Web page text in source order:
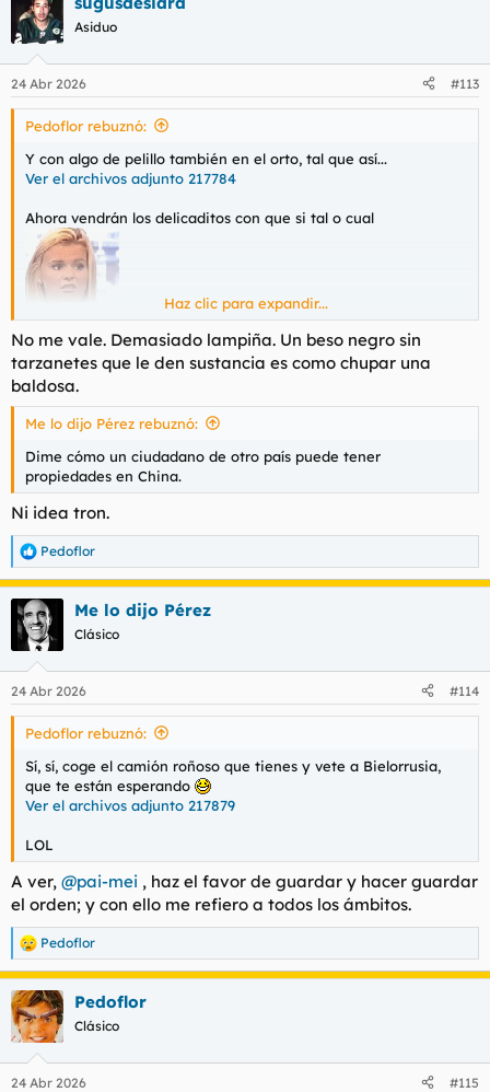
c
i
e
s
Asiduo
24 Abr 2026 #113
Pedoflor rebuznó:
Y con algo de pelillo también en el orto, tal que así...
Ver el archivos adjunto 217784
Ahora vendrán los delicaditos con que si tal o cual
, pero ya te digo yo que le daban bien dao; vaya
que si le daban.
Haz clic para expandir...
No me vale. Demasiado lampiña. Un beso negro sin
tarzanetes que le den sustancia es como chupar una
baldosa.
Me lo dijo Pérez rebuznó:
Dime cómo un ciudadano de otro país puede tener
propiedades en China.
Ni idea tron.
R
e
a
c
c
e
s
Pedoflor
Me lo dijo Pérez
Clásico
24 Abr 2026 #114
Pedoflor rebuznó:
Sí, sí, coge el camión roñoso que tienes y vete a Bielorrusia,
que te están esperando
Ver el archivos adjunto 217879
LOL
A ver, @pai-mei , haz el favor de guardar y hacer guardar
el orden; y con ello me refiero a todos los ámbitos.
R
e
a
c
c
i
Pedoflor
Pedoflor
Clásico
24 Abr 2026 #115